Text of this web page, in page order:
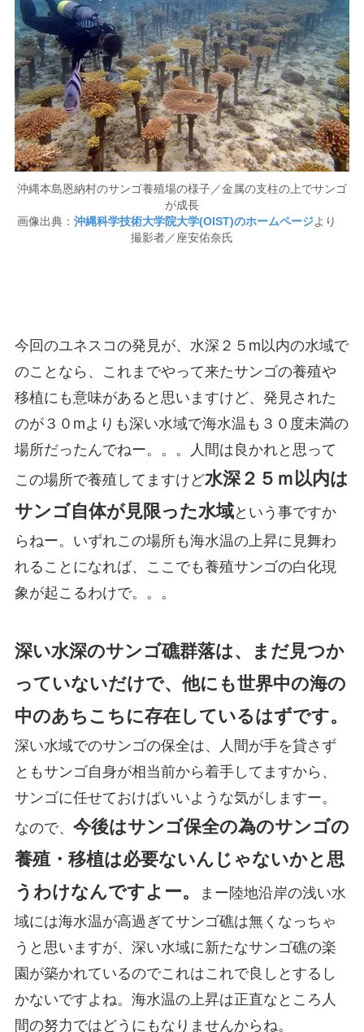
沖縄本島恩納村のサンゴ養殖場の様子／金属の支柱の上でサンゴ
が成長
画像出典： 沖縄科学技術大学院大学(OIST)のホームページより
撮影者／座安佑奈氏
今回のユネスコの発見が、水深２５m以内の水域で
のことなら、これまでやって来たサンゴの養殖や
移植にも意味があると思いますけど、発見された
のが３０mよりも深い水域で海水温も３０度未満の
場所だったんでねー。。。人間は良かれと思って
この場所で養殖してますけど水深２５ｍ以内は
サンゴ自体が見限った水域という事ですか
らねー。いずれこの場所も海水温の上昇に見舞わ
れることになれば、ここでも養殖サンゴの白化現
象が起こるわけで。。。
深い水深のサンゴ礁群落は、まだ見つか
っていないだけで、他にも世界中の海の
中のあちこちに存在しているはずです。
深い水域でのサンゴの保全は、人間が手を貸さず
ともサンゴ自身が相当前から着手してますから、
サンゴに任せておけばいいような気がしますー。
なので、 今後はサンゴ保全の為のサンゴの
養殖・移植は必要ないんじゃないかと思
うわけなんですよー。
まー陸地沿岸の浅い水
域には海水温が高過ぎてサンゴ礁は無くなっちゃ
うと思いますが、深い水域に新たなサンゴ礁の楽
園が築かれているのでこれはこれで良しとするし
かないですよね。海水温の上昇は正直なところ人
間の努力ではどうにもなりませんからね。